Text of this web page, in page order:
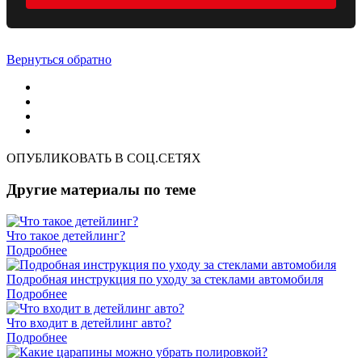
Вернуться обратно
ОПУБЛИКОВАТЬ В СОЦ.СЕТЯХ
Другие материалы по теме
Что такое детейлинг?
Подробнее
Подробная инструкция по уходу за стеклами автомобиля
Подробнее
Что входит в детейлинг авто?
Подробнее